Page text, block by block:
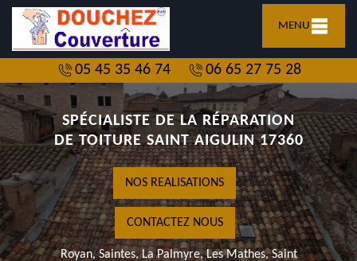
MENU
05 45 35 46 74 06 65 27 75 28
SPÉCIALISTE DE LA RÉPARATION
DE TOITURE SAINT AIGULIN 17360
NOS REALISATIONS
CONTACTEZ NOUS
Royan, Saintes, La Palmyre, Les Mathes, Saint